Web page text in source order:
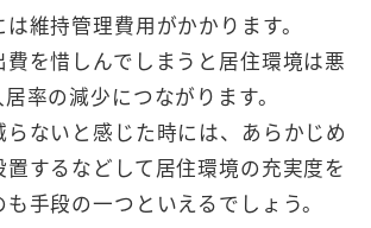
維持管理費用がかかります。
費を惜しんでしまうと居住環境は悪
率の減少につながります。
らないと感じた時には、あらかじめ
するなどして居住環境の充実度を
手段の一つといえるでしょう。